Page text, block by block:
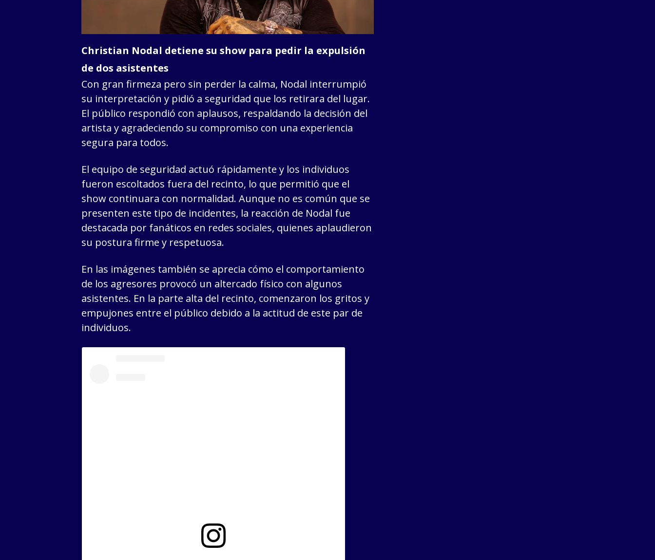
Christian Nodal detiene su show para pedir la expulsión
de dos asistentes
Con gran firmeza pero sin perder la calma, Nodal interrumpió
su interpretación y pidió a seguridad que los retirara del lugar.
El público respondió con aplausos, respaldando la decisión del
artista y agradeciendo su compromiso con una experiencia
segura para todos.
El equipo de seguridad actuó rápidamente y los individuos
fueron escoltados fuera del recinto, lo que permitió que el
show continuara con normalidad. Aunque no es común que se
presenten este tipo de incidentes, la reacción de Nodal fue
destacada por fanáticos en redes sociales, quienes aplaudieron
su postura firme y respetuosa.
En las imágenes también se aprecia cómo el comportamiento
de los agresores provocó un altercado físico con algunos
asistentes. En la parte alta del recinto, comenzaron los gritos y
empujones entre el público debido a la actitud de este par de
individuos.